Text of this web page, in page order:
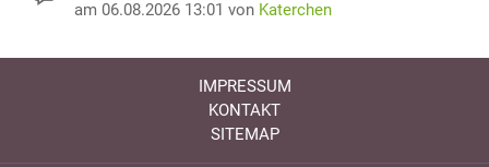
am 06.08.2026 13:01 von Katerchen
IMPRESSUM
KONTAKT
SITEMAP